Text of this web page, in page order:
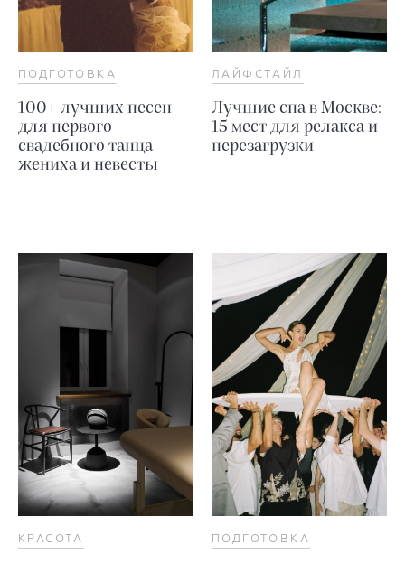
ПОДГОТОВКА
100+ лучших песен
для первого
свадебного танца
жениха и невесты
ЛАЙФСТАЙЛ
Лучшие спа в Москве:
15 мест для релакса и
перезагрузки
КРАСОТА ПОДГОТОВКА